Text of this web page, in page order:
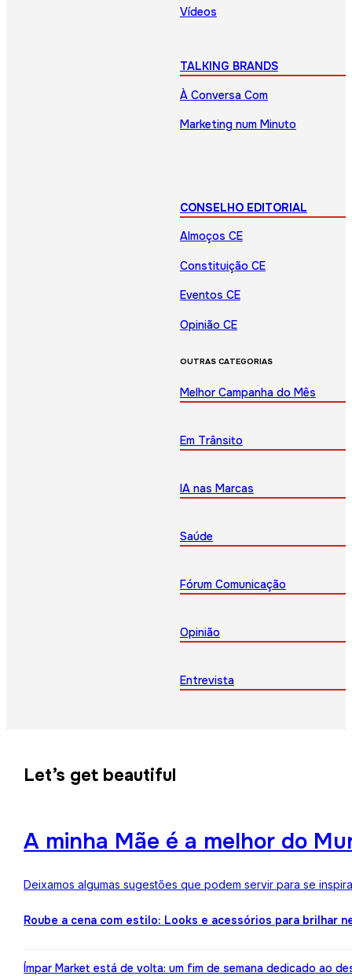
Vídeos
TALKING BRANDS
À Conversa Com
Marketing num Minuto
CONSELHO EDITORIAL
Almoços CE
Constituição CE
Eventos CE
Opinião CE
OUTRAS CATEGORIAS
Melhor Campanha do Mês
Em Trânsito
IA nas Marcas
Saúde
Fórum Comunicação
Opinião
Entrevista
Let’s get beautiful
A minha Mãe é a melhor do
Deixamos algumas sugestões que podem servir para se
Roube a cena com estilo: Looks e acessórios para brilhar
Ímpar Market está de volta: um fim de semana dedicado ao